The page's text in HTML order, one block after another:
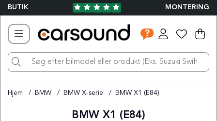
BUTIK MONTERING
.
Hjem BMW BMW X-serie BMW X1 (E84)
BMW X1 (E84)